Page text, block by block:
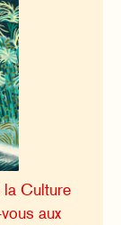
la Culture
aux